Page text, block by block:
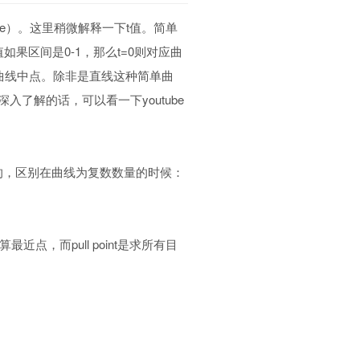
。这里稍微解释一下t值。简单
果区间是0-1，那么t=0则对应曲
中点。除非是直线这种简单曲
入了解的话，可以看一下youtube
区别在曲线为复数数量的时候：
最近点，而pull point是求所有目